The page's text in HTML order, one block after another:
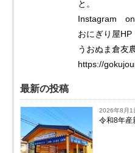
と。
Instagram
おにぎり屋
うおぬま倉友
https://
最新の投稿
2026年8月1
令和8年産